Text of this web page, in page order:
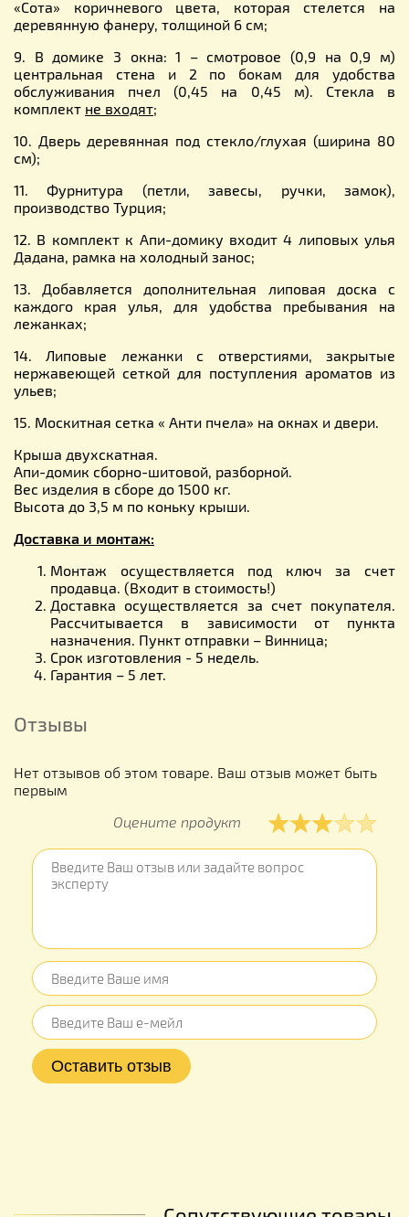
«Сота» коричневого цвета, которая стелется на
деревянную фанеру, толщиной 6 см;
9. В домике 3 окна: 1 – смотровое (0,9 на 0,9 м)
центральная стена и 2 по бокам для удобства
обслуживания пчел (0,45 на 0,45 м). Стекла в
комплект не входят;
10. Дверь деревянная под стекло/глухая (ширина 80
см);
11. Фурнитура (петли, завесы, ручки, замок),
производство Турция;
12. В комплект к Апи-домику входит 4 липовых улья
Дадана, рамка на холодный занос;
13. Добавляется дополнительная липовая доска с
каждого края улья, для удобства пребывания на
лежанках;
14. Липовые лежанки с отверстиями, закрытые
нержавеющей сеткой для поступления ароматов из
ульев;
15. Москитная сетка « Анти пчела» на окнах и двери.
Крыша двухскатная.
Апи-домик сборно-шитовой, разборной.
Вес изделия в сборе до 1500 кг.
Высота до 3,5 м по коньку крыши.
Доставка и монтаж:
Монтаж осуществляется под ключ за счет
продавца. (Входит в стоимость!)
Доставка осуществляется за счет покупателя.
Рассчитывается в зависимости от пункта
назначения. Пункт отправки – Винница;
Срок изготовления - 5 недель.
Гарантия – 5 лет.
Отзывы
Нет отзывов об этом товаре. Ваш отзыв может быть
первым
Оцените продукт